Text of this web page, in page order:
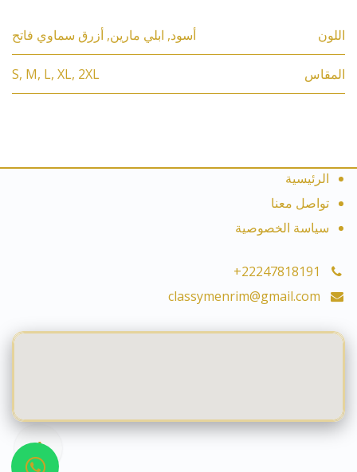
اللون أسود, ابلي مارين, أزرق سماوي فاتح
المقاس S, M, L, XL, 2XL
الرئيسية
تواصل معنا
سياسة الخصوصية
+22247818191
classymenrim@gmail.com